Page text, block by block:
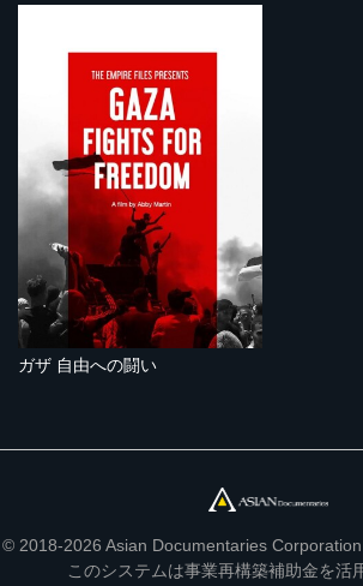
ガザ 自由への闘い
© 2018-2026 Asian Documentaries
このシステムは事業再構築補助金を活